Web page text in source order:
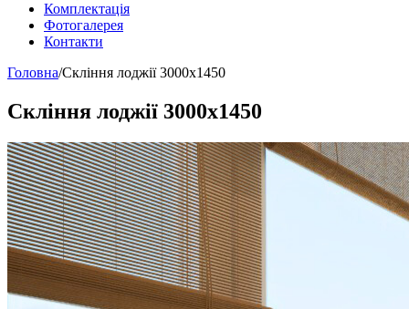
Комплектація
Фотогалерея
Контакти
Головна/Скління лоджії 3000х1450
Скління лоджії 3000х1450